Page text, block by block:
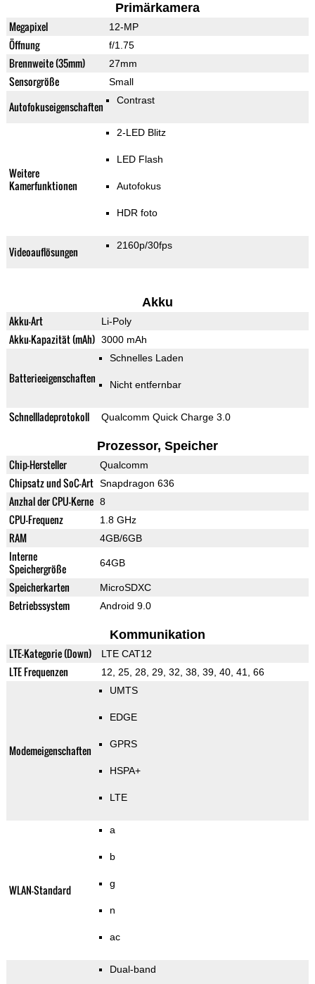
Primärkamera
Megapixel 12-MP
Öffnung f/1.75
Brennweite (35mm) 27mm
Sensorgröße Small
Autofokuseigenschaften Contrast
Weitere
Kamerfunktionen
2-LED Blitz
LED Flash
Autofokus
HDR foto
Videoauflösungen 2160p/30fps
Akku
Akku-Art Li-Poly
Akku-Kapazität (mAh) 3000 mAh
Batterieeigenschaften
Schnelles Laden
Nicht entfernbar
Schnellladeprotokoll Qualcomm Quick Charge 3.0
Prozessor, Speicher
Chip-Hersteller Qualcomm
Chipsatz und SoC-Art Snapdragon 636
Anzhal der CPU-Kerne 8
CPU-Frequenz 1.8 GHz
RAM 4GB/6GB
Interne
Speichergröße
64GB
Speicherkarten MicroSDXC
Betriebssystem Android 9.0
Kommunikation
LTE-Kategorie (Down) LTE CAT12
LTE Frequenzen 12, 25, 28, 29, 32, 38, 39, 40, 41, 66
Modemeigenschaften
UMTS
EDGE
GPRS
HSPA+
LTE
WLAN-Standard
a
b
g
n
ac
Dual-band